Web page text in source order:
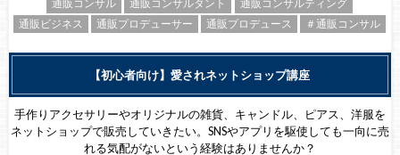
通販コンサル 通販コンサルタント
通販コンサルティング
通販ビジネス
通販プロデューサー 通販プロデュース ＃通販コンサル
【初心者向け】愛されネットショップ講座
手作りアクセサリーやオリジナルの雑貨、キャンドル、ピアス、洋服を
ネットショップで販売していきたい。SNSやアプリを駆使しても一向に売
れる気配がないという経験はありませんか？